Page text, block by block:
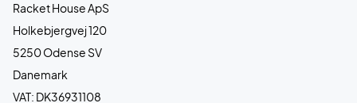
Racket House ApS
Holkebjergvej 120
5250 Odense SV
Danemark
VAT: DK36931108